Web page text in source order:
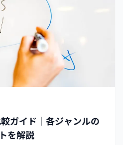
ガイド｜各ジャンルの
を解説